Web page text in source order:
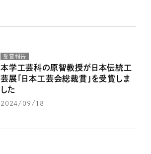
受賞報告
本学工芸科の原智教授が日本伝統工
芸展「日本工芸会総裁賞」を受賞しま
した
2024/09/18